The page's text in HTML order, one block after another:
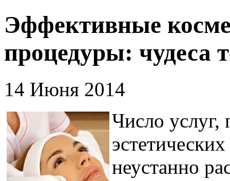
Эффективные
процедуры: чудеса
14 Июня 2014
Число услуг,
неустанно